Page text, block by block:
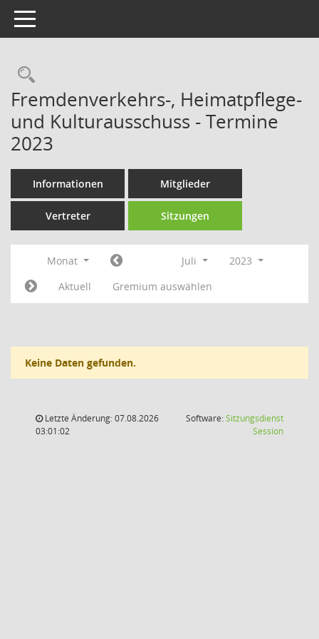
Toggle navigation
Rechercheauswahl
Fremdenverkehrs-, Heimatpflege-
und Kulturausschuss - Termine
2023
Informationen Mitglieder
Vertreter Sitzungen
Monat Juli
2023
Aktuell
Gremium auswählen
Keine Daten gefunden.
Letzte Änderung: 07.08.2026
03:01:02
Software:Sitzungsdienst
Session(Wird in